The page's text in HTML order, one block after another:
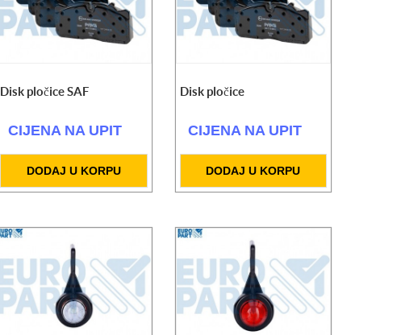
Disk pločice SAF
CIJENA NA UPIT
DODAJ U KORPU
Disk pločice
CIJENA NA UPIT
DODAJ U KORPU